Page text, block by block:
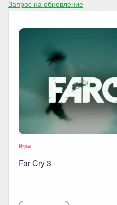
Запрос на обновление
Игры
Far Cry 3